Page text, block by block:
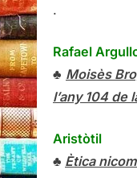
.
Rafael
♣ Moisès
l’any 104 de
Aristòtil
♣ Ètica